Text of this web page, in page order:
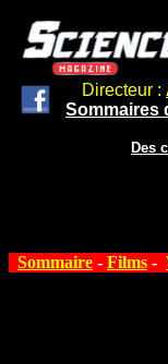
Directeur :
Sommaires
Des
Sommaire - Films -